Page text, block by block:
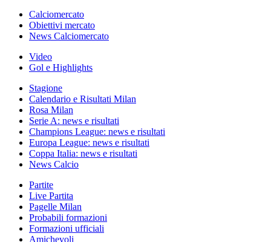
Calciomercato
Obiettivi mercato
News Calciomercato
Video
Gol e Highlights
Stagione
Calendario e Risultati Milan
Rosa Milan
Serie A: news e risultati
Champions League: news e risultati
Europa League: news e risultati
Coppa Italia: news e risultati
News Calcio
Partite
Live Partita
Pagelle Milan
Probabili formazioni
Formazioni ufficiali
Amichevoli